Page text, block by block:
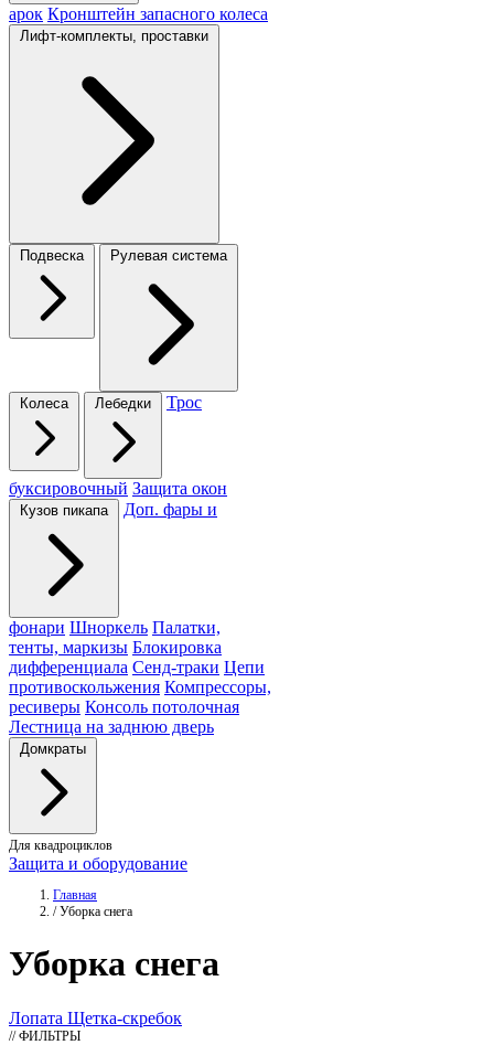
арок Кронштейн запасного колеса
Лифт-комплекты, проставки
Подвеска Рулевая система
Колеса Лебедки Трос
буксировочный Защита окон
Кузов пикапа Доп. фары и
фонари Шноркель Палатки,
тенты, маркизы Блокировка
дифференциала Сенд-траки Цепи
противоскольжения Компрессоры,
ресиверы Консоль потолочная
Лестница на заднюю дверь
Домкраты
Для квадроциклов
Защита и оборудование
Главная
/ Уборка снега
Уборка снега
Лопата Щетка-скребок
// ФИЛЬТРЫ